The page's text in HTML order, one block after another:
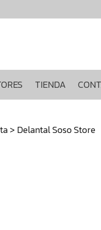
TIENDA
> Delantal Soso Store